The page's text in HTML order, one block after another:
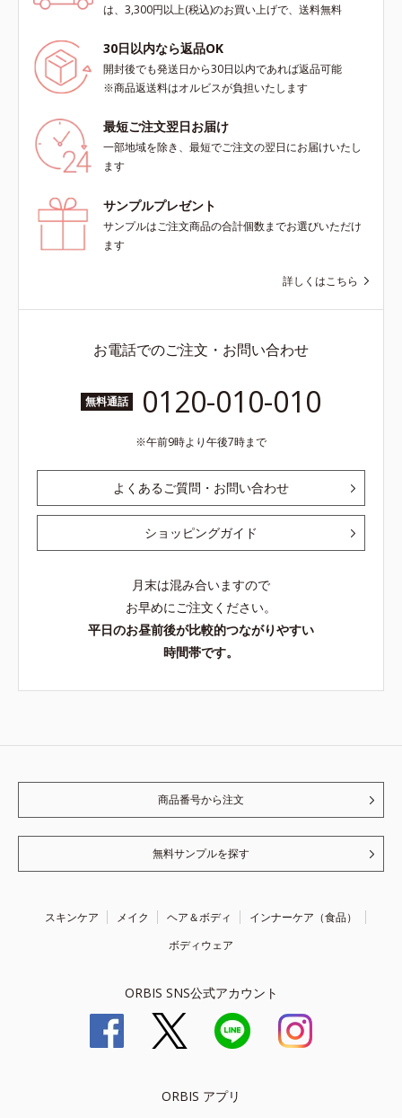
は、3,300円以上(税込)のお買い上げで、送料無料
30日以内なら返品OK
開封後でも発送日から30日以内であれば返品可能
※商品返送料はオルビスが負担いたします
最短ご注文翌日お届け
一部地域を除き、最短でご注文の翌日にお届けいたし
ます
サンプルプレゼント
サンプルはご注文商品の合計個数までお選びいただけ
ます
詳しくはこちら
お電話でのご注文・お問い合わせ
無料通話 0120-010-010
午前9時より午後7時まで
よくあるご質問・お問い合わせ
ショッピングガイド
月末は混み合いますので
お早めにご注文ください。
平日のお昼前後が比較的つながりやすい
時間帯です。
商品番号から注文
無料サンプルを探す
スキンケア メイク ヘア＆ボディ
インナーケア（食品）
ボディウェア
ORBIS SNS公式アカウント
ORBIS アプリ